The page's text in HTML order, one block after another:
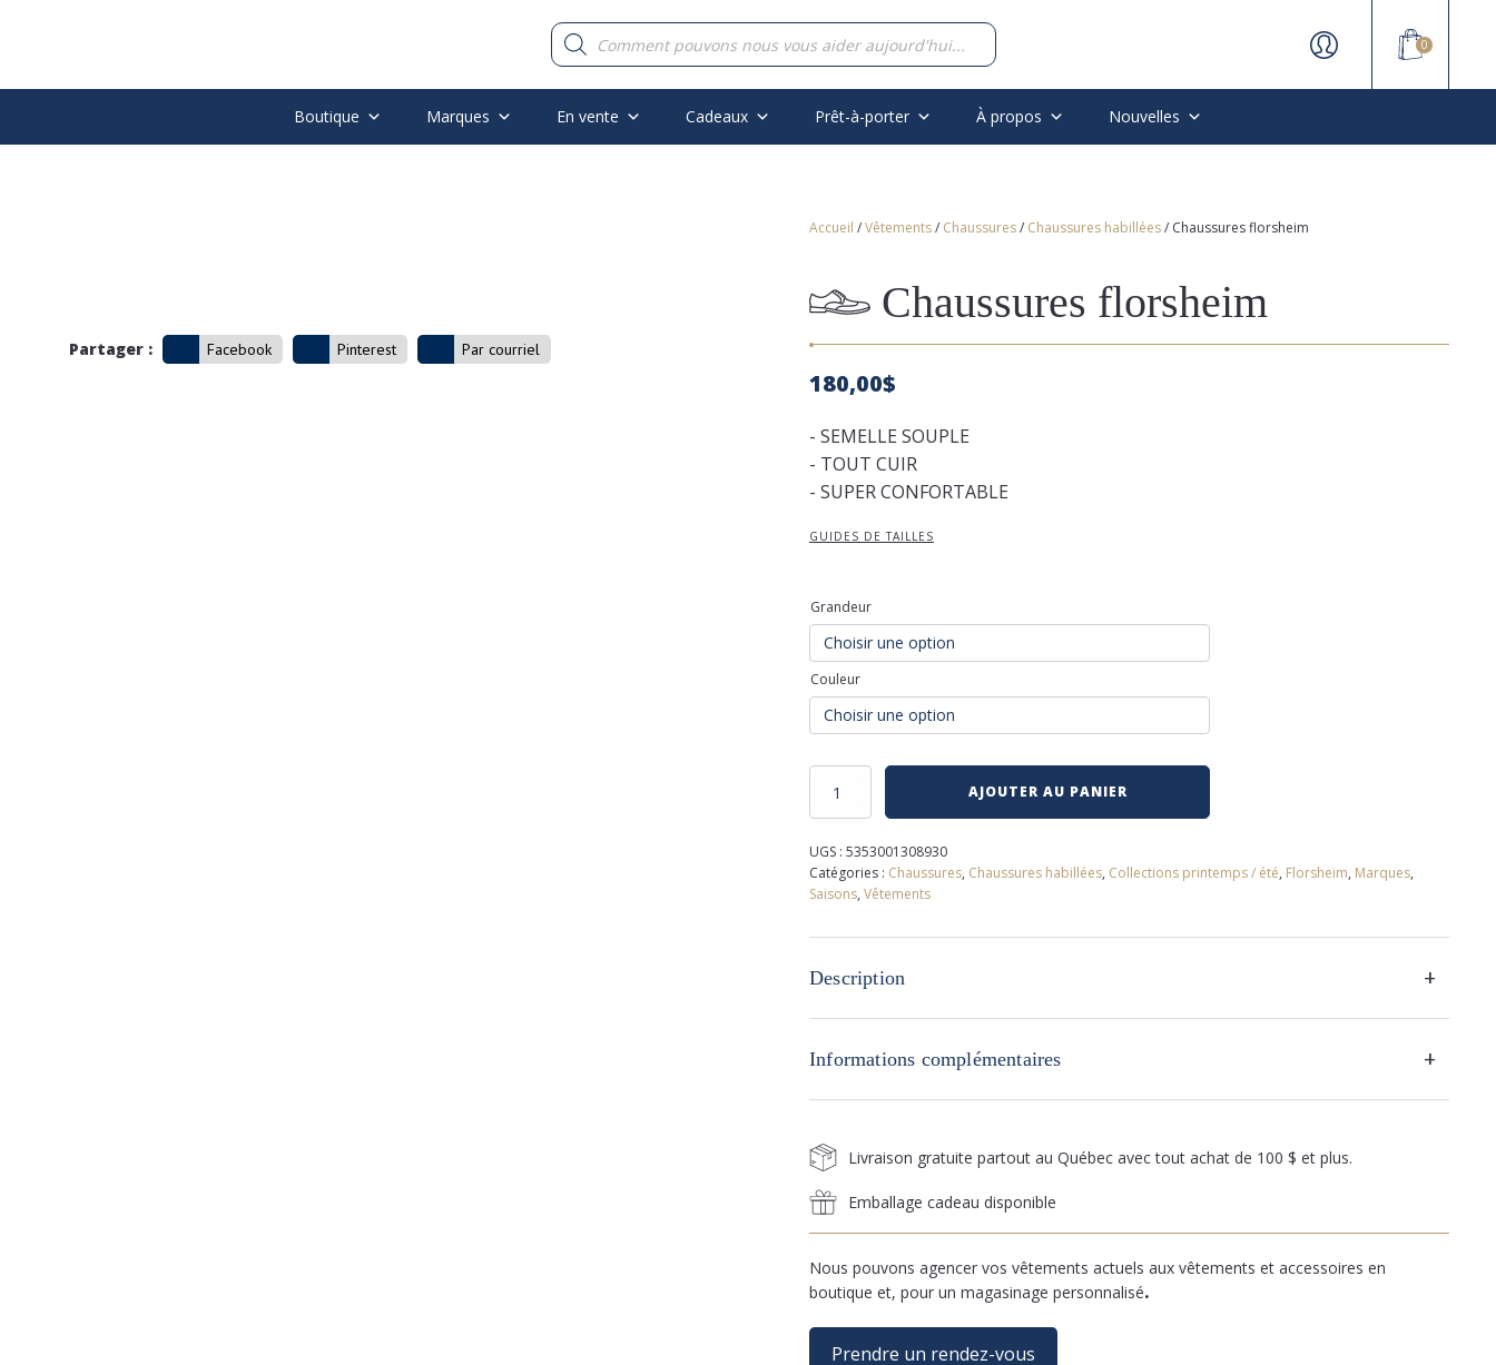
Recherche
de
produits
0
Boutique Marques En vente Cadeaux Prêt-à-porter À propos Nouvelles
Partager : Facebook Pinterest Par courriel
Accueil /Vêtements/ Chaussures/ Chaussures habillées/ Chaussures florsheim
Chaussures florsheim
180,00$
- SEMELLE SOUPLE
- TOUT CUIR
- SUPER CONFORTABLE
GUIDES DE TAILLES
Grandeur
Couleur
quantité
florsheim
AJOUTER AU PANIER
UGS : 5353001308930
Catégories : Chaussures, Chaussures habillées, Collections printemps / été, Florsheim, Marques,
Saisons, Vêtements
Description +
Informations complémentaires +
Livraison gratuite partout au Québec avec tout achat de 100 $ et plus.
Emballage cadeau disponible
Nous pouvons agencer vos vêtements actuels aux vêtements et accessoires en
boutique et, pour un magasinage personnalisé.
Prendre un rendez-vous